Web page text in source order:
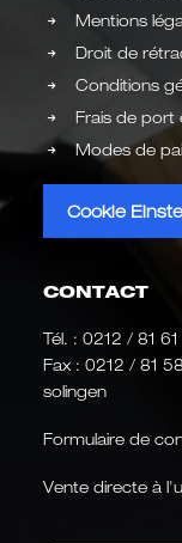
Mentions
Droit de
Conditions
Frais de port
Modes de
Cookie
CONTACT
Tél. : 0212 / 81
Fax : 0212 / 81
solingen
Formulaire de
Vente directe à